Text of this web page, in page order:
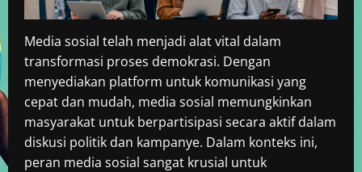
Media sosial telah menjadi alat vital dalam
transformasi proses demokrasi. Dengan
menyediakan platform untuk komunikasi yang
cepat dan mudah, media sosial memungkinkan
masyarakat untuk berpartisipasi secara aktif dalam
diskusi politik dan kampanye. Dalam konteks ini,
peran media sosial sangat krusial untuk